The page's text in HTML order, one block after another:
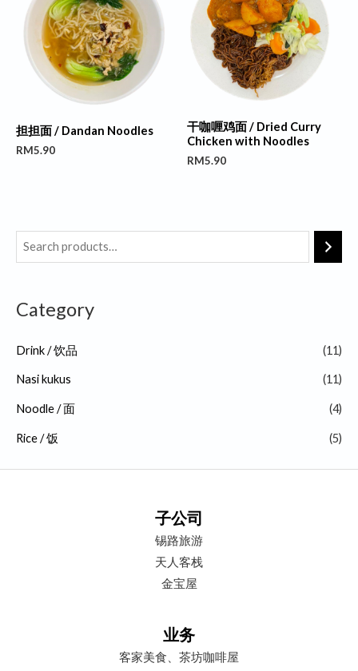
Category
Drink / 饮品 (11)
Nasi kukus (11)
Noodle / 面 (4)
Rice / 饭 (5)
担担面 / Dandan Noodles
RM5.90
干咖喱鸡面 / Dried Curry
Chicken with Noodles
RM5.90
子公司
锡路旅游
天人客栈
金宝屋
业务
客家美食、茶坊咖啡屋